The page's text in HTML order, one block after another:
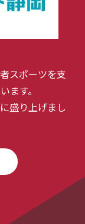
スポーツを支
ます。
盛り上げまし